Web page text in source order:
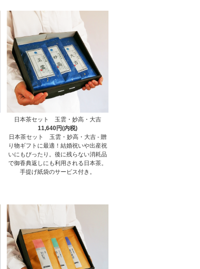
日本茶セット 玉雲・妙高・大吉
11,640円(内税)
日本茶セット 玉雲・妙高・大吉 - 贈
り物ギフトに最適！結婚祝いや出産祝
いにもぴったり。後に残らない消耗品
で御香典返しにも利用される日本茶。
手提げ紙袋のサービス付き。